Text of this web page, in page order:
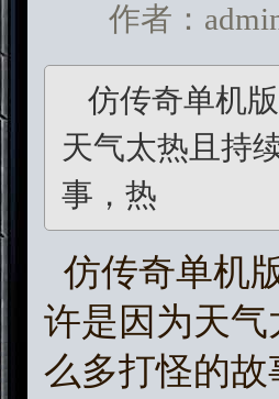
作者：
仿传奇单机
天气太热且持
事，热
仿传奇单机
许是因为天
么多打怪的